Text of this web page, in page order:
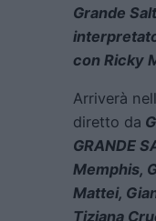
Grande
con Ricky
Arriverà
diretto da
GRANDE
Memphis,
Mattei,
Tiziana